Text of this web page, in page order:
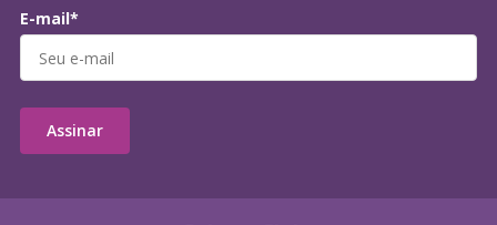
E-mail*
Assinar